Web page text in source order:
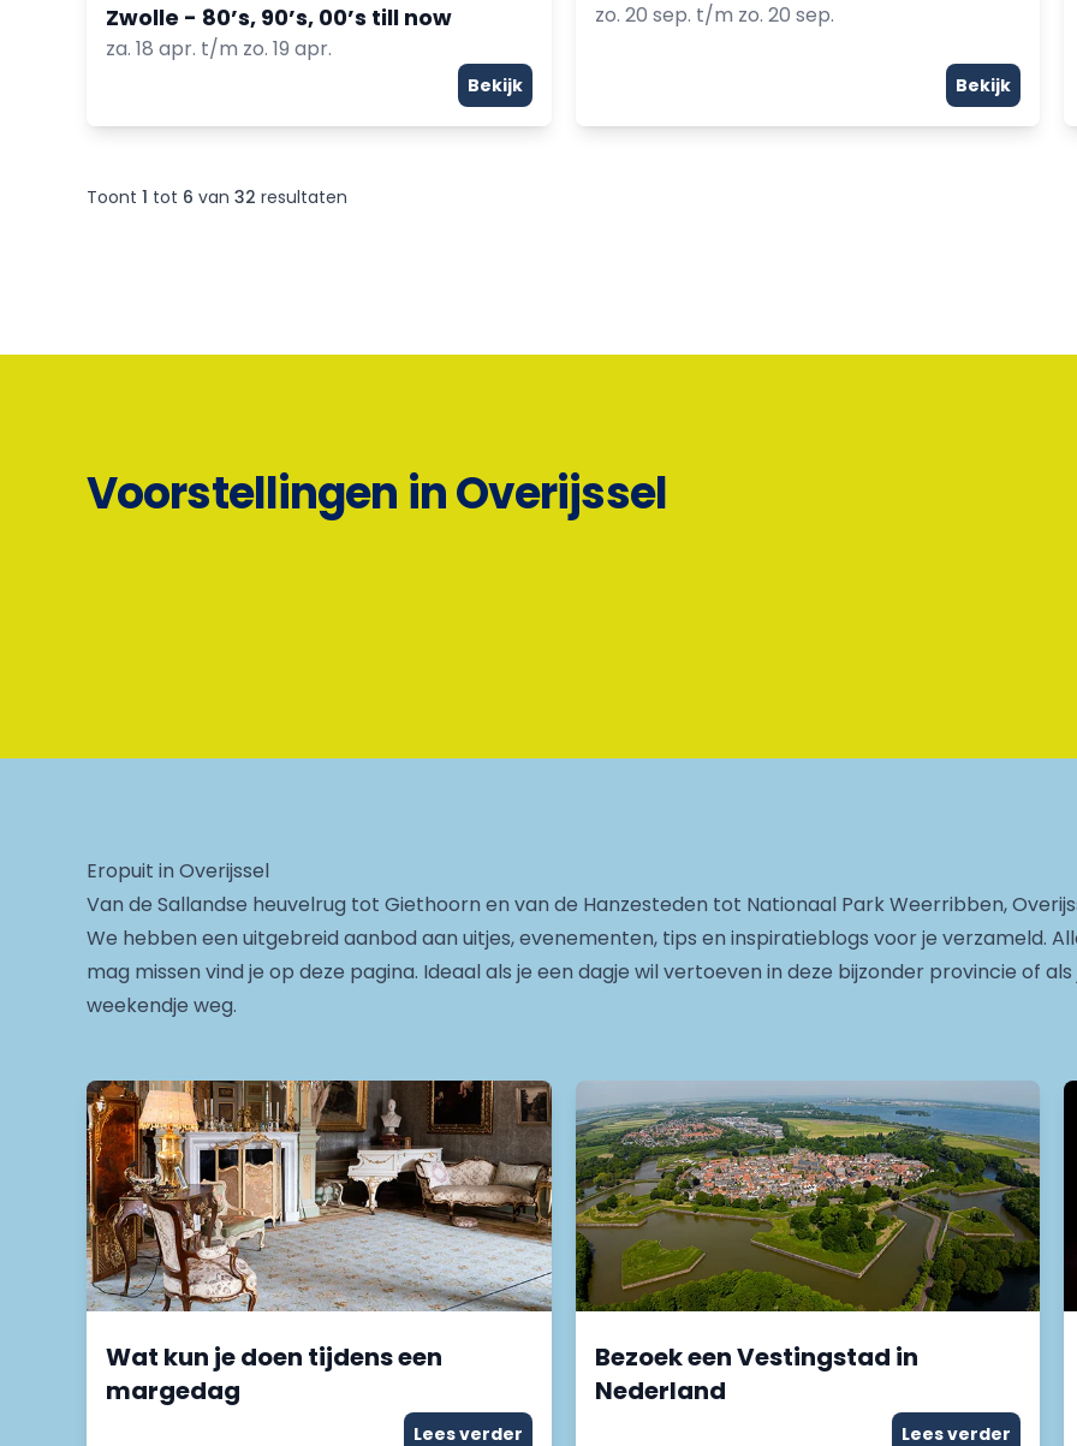
Zwolle - 80’s, 90’s, 00’s till now
za. 18 apr. t/m zo. 19 apr.
Bekijk
zo. 20 sep. t/m zo. 20 sep.
Bekijk
Toont 1 tot 6 van 32 resultaten
Voorstellingen in Overijssel
Eropuit in Overijssel
Van de Sallandse heuvelrug tot Giethoorn en van de Hanzesteden tot Nationaal Park Weerribben,
We hebben een uitgebreid aanbod aan uitjes, evenementen, tips en inspiratieblogs voor je verzameld.
mag missen vind je op deze pagina. Ideaal als je een dagje wil vertoeven in deze bijzonder provincie of
weekendje weg.
Wat kun je doen tijdens een
margedag
Lees verder
Bezoek een Vestingstad in
Nederland
Lees verder